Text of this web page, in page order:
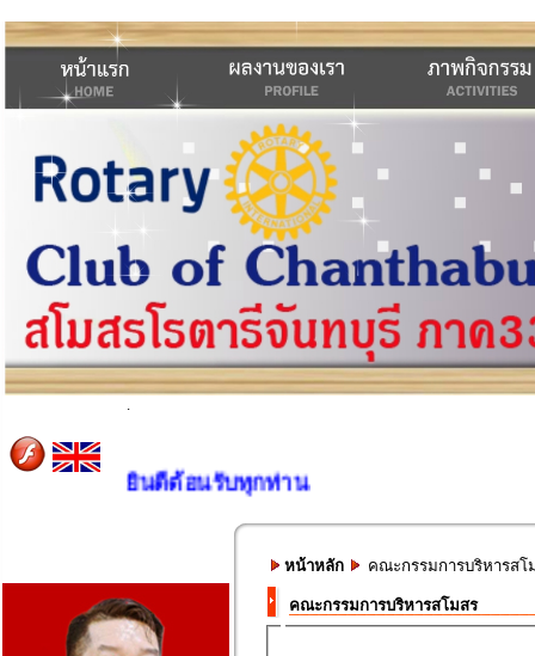
.
ารสโมสร ยินดีต้อนรับทุกท่าน
หน้าหลัก คณะกรรมการบริหารสโ
คณะกรรมการบริหารสโมสร